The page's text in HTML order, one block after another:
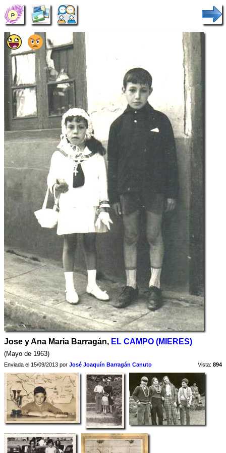
Jose y Ana Maria Barragán, EL CAMPO (MIERES)
(Mayo de 1963)
Enviada el 15/09/2013 por José Joaquín Barragán Canuto Vista: 894